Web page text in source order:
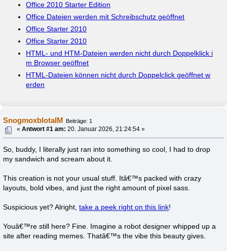
Office 2010 Starter Edition
Office Dateien werden mit Schreibschutz geöffnet
Office Starter 2010
Office Starter 2010
HTML- und HTM-Dateien werden nicht durch Doppelklick i
m Browser geöffnet
HTML-Dateien können nicht durch Doppelclick geöffnet w
erden
SnogmoxblotaIM Beiträge: 1
«Antwort #1 am: 20. Januar 2026, 21:24:54 »
So, buddy, I literally just ran into something so cool, I had to drop
my sandwich and scream about it.
This creation is not your usual stuff. Itâ€™s packed with crazy
layouts, bold vibes, and just the right amount of pixel sass.
Suspicious yet? Alright,take a peek right on this link!
Youâ€™re still here? Fine. Imagine a robot designer whipped up a
site after reading memes. Thatâ€™s the vibe this beauty gives.